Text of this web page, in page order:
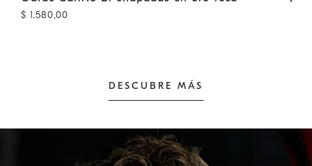
$ 1.580,00
DESCUBRE MÁS